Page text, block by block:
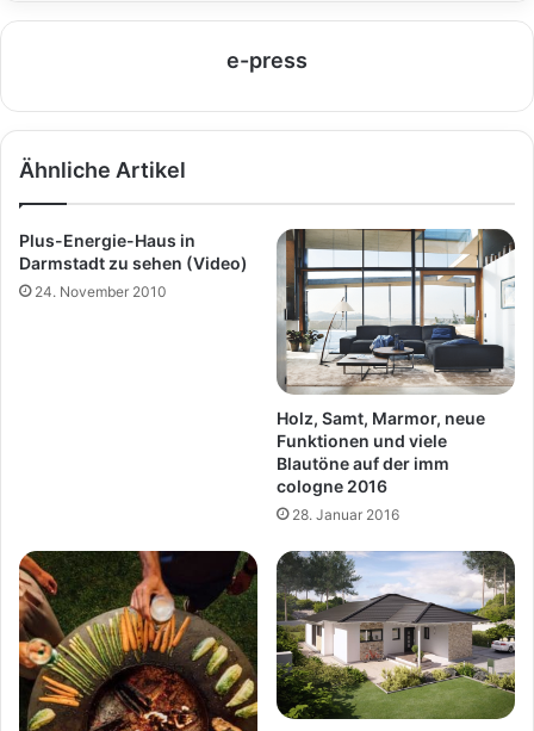
e-press
Ähnliche Artikel
Plus-Energie-Haus in
Darmstadt zu sehen (Video)
24. November 2010
Holz, Samt, Marmor, neue
Funktionen und viele
Blautöne auf der imm
cologne 2016
28. Januar 2016